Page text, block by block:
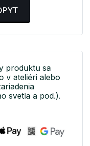
produktu sa
v ateliéri alebo
svetla a pod.).